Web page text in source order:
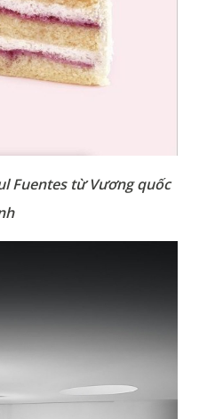
Fuentes từ Vương quốc